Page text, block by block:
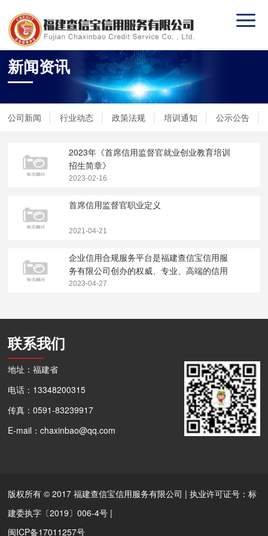
新闻资讯
公司新闻 行业动态 政策法规 培训通知 公示公告
2023年《首席信用监督官就业创业教育培训
招生简章》
2023-02-16
首席信用监督官职业定义
2021-04-21
企业信用合规服务平台是福建查信宝信用服
务有限公司创办的权威、专业、高端的信用
合规信息服务平台
2023-04-27
联系我们
地址：福建省
电话：13348200315
传真：0591-83239917
E-mail：chaxinbao@qq.com
版权所有 © 2017 福建查信宝信用服务有限公司 | 执业许可证号：标
建委执字〔2019〕006-4号 |
闽ICP备17011257号